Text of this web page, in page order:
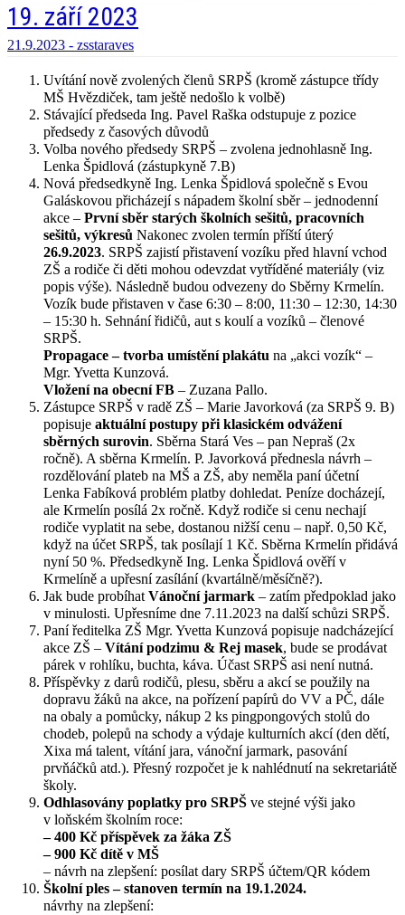
19. září 2023
21.9.2023 - zsstaraves
Uvítání nově zvolených členů SRPŠ (kromě zástupce třídy
MŠ Hvězdiček, tam ještě nedošlo k volbě)
Stávající předseda Ing. Pavel Raška odstupuje z pozice
předsedy z časových důvodů
Volba nového předsedy SRPŠ – zvolena jednohlasně Ing.
Lenka Špidlová (zástupkyně 7.B)
Nová předsedkyně Ing. Lenka Špidlová společně s Evou
Galáskovou přicházejí s nápadem školní sběr – jednodenní
akce – První sběr starých školních sešitů, pracovních
sešitů, výkresů Nakonec zvolen termín příští úterý
26.9.2023. SRPŠ zajistí přistavení vozíku před hlavní vchod
ZŠ a rodiče či děti mohou odevzdat vytříděné materiály (viz
popis výše). Následně budou odvezeny do Sběrny Krmelín.
Vozík bude přistaven v čase 6:30 – 8:00, 11:30 – 12:30, 14:30
– 15:30 h. Sehnání řidičů, aut s koulí a vozíků – členové
SRPŠ.
Propagace – tvorba umístění plakátu na „akci vozík“ –
Mgr. Yvetta Kunzová.
Vložení na obecní FB – Zuzana Pallo.
Zástupce SRPŠ v radě ZŠ – Marie Javorková (za SRPŠ 9. B)
popisuje aktuální postupy při klasickém odvážení
sběrných surovin. Sběrna Stará Ves – pan Nepraš (2x
ročně). A sběrna Krmelín. P. Javorková přednesla návrh –
rozdělování plateb na MŠ a ZŠ, aby neměla paní účetní
Lenka Fabíková problém platby dohledat. Peníze docházejí,
ale Krmelín posílá 2x ročně. Když rodiče si cenu nechají
rodiče vyplatit na sebe, dostanou nižší cenu – např. 0,50 Kč,
když na účet SRPŠ, tak posílají 1 Kč. Sběrna Krmelín přidává
nyní 50 %. Předsedkyně Ing. Lenka Špidlová ověří v
Krmelíně a upřesní zasílání (kvartálně/měsíčně?).
Jak bude probíhat Vánoční jarmark – zatím předpoklad jako
v minulosti. Upřesníme dne 7.11.2023 na další schůzi SRPŠ.
Paní ředitelka ZŠ Mgr. Yvetta Kunzová popisuje nadcházející
akce ZŠ – Vítání podzimu & Rej masek, bude se prodávat
párek v rohlíku, buchta, káva. Účast SRPŠ asi není nutná.
Příspěvky z darů rodičů, plesu, sběru a akcí se použily na
dopravu žáků na akce, na pořízení papírů do VV a PČ, dále
na obaly a pomůcky, nákup 2 ks pingpongových stolů do
chodeb, polepů na schody a výdaje kulturních akcí (den dětí,
Xixa má talent, vítání jara, vánoční jarmark, pasování
prvňáčků atd.). Přesný rozpočet je k nahlédnutí na sekretariátě
školy.
Odhlasovány poplatky pro SRPŠ ve stejné výši jako
v loňském školním roce:
– 400 Kč příspěvek za žáka ZŠ
– 900 Kč dítě v MŠ
– návrh na zlepšení: posílat dary SRPŠ účtem/QR kódem
Školní ples – stanoven termín na 19.1.2024.
návrhy na zlepšení: